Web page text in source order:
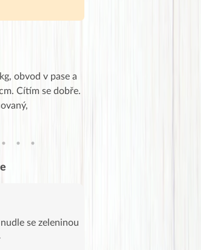
obvod v pase a
Cítím se dobře.
se zeleninou